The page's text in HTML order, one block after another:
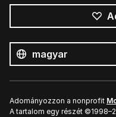
nyelv
Nyelv
Adományozzon a nonprofit
A tartalom egy részét